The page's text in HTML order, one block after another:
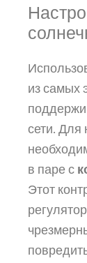
из самых
сети. Для
в паре с
Этот